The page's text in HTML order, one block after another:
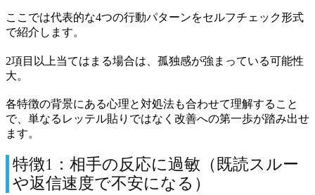
ここでは代表的な4つの行動パターンをセルフチェック形式
で紹介します。
2項目以上当てはまる場合は、孤独感が強まっている可能性
大。
各特徴の背景にある心理と対処法も合わせて理解すること
で、単なるレッテル貼りではなく改善への第一歩が踏み出せ
ます。
特徴1：相手の反応に過敏（既読スルー
や返信速度で不安になる）